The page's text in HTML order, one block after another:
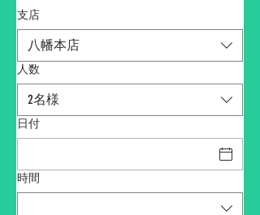
支店
八幡本店
人数
2名様
日付
時間